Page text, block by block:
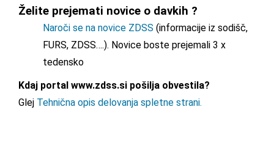
Želite prejemati novice o davkih ?
Naroči se na novice ZDSS (informacije iz sodišč,
FURS, ZDSS….). Novice boste prejemali 3 x
tedensko
Kdaj portal www.zdss.si pošilja obvestila?
Glej Tehnična opis delovanja spletne strani.